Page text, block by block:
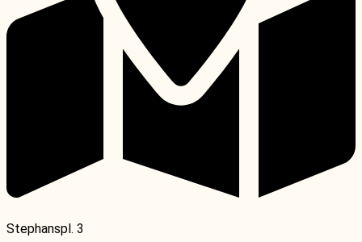
Stephanspl. 3